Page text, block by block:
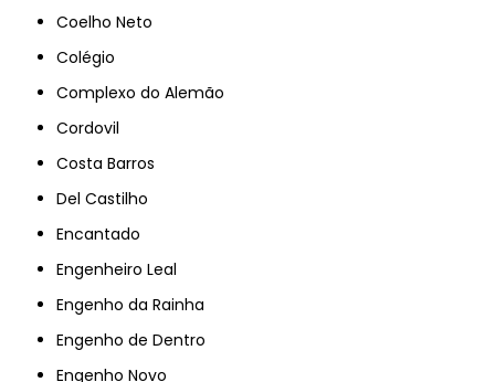
Coelho Neto
Colégio
Complexo do Alemão
Cordovil
Costa Barros
Del Castilho
Encantado
Engenheiro Leal
Engenho da Rainha
Engenho de Dentro
Engenho Novo